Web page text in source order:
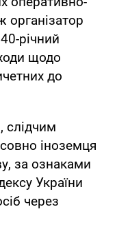
організатор
річний
щодо
до
слідчим
іноземця
за ознаками
України
через